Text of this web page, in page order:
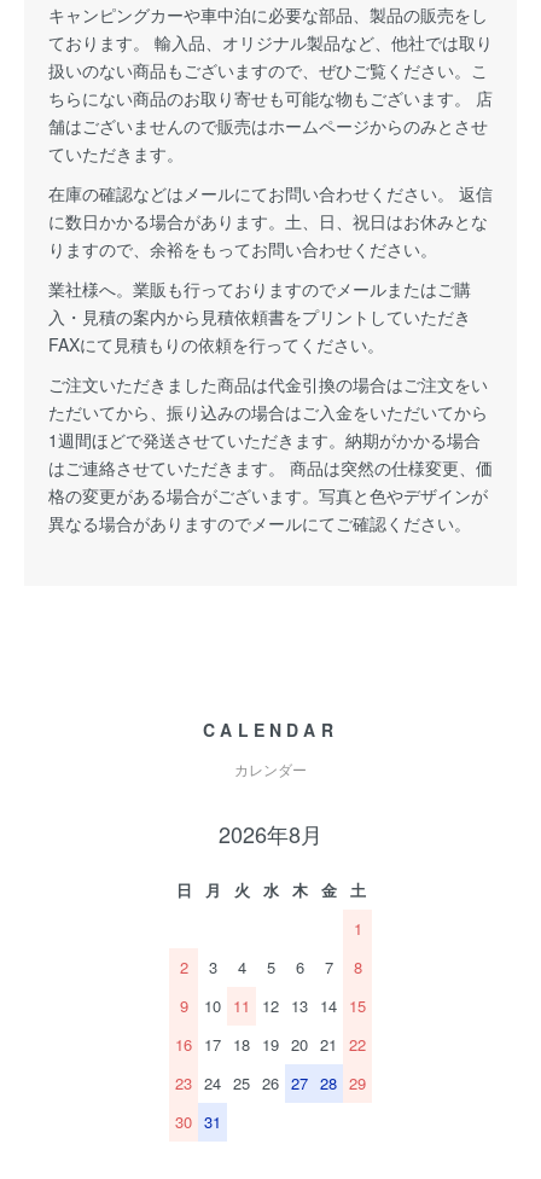
キャンピングカーや車中泊に必要な部品、製品の販売をし
ております。 輸入品、オリジナル製品など、他社では取り
扱いのない商品もございますので、ぜひご覧ください。こ
ちらにない商品のお取り寄せも可能な物もございます。 店
舗はございませんので販売はホームページからのみとさせ
ていただきます。
在庫の確認などはメールにてお問い合わせください。 返信
に数日かかる場合があります。土、日、祝日はお休みとな
りますので、余裕をもってお問い合わせください。
業社様へ。業販も行っておりますのでメールまたはご購
入・見積の案内から見積依頼書をプリントしていただき
FAXにて見積もりの依頼を行ってください。
ご注文いただきました商品は代金引換の場合はご注文をい
ただいてから、振り込みの場合はご入金をいただいてから
1週間ほどで発送させていただきます。納期がかかる場合
はご連絡させていただきます。 商品は突然の仕様変更、価
格の変更がある場合がございます。写真と色やデザインが
異なる場合がありますのでメールにてご確認ください。
CALENDAR
カレンダー
2026年8月
日 月 火 水 木 金
土
1
2
3 4 5 6 7
8
9
10 11 12 13 14 15
16 17 18 19 20 21
22
23 24 25 26 27 28 29
30 31